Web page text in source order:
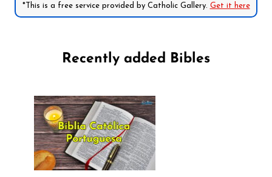
*This is a free service provided by Catholic Gallery. Get it here
Recently added Bibles